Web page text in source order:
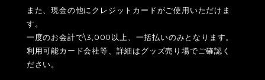
また、現金の他にクレジットカードがご使用いただけま
す。
一度のお会計で\3,000以上、一括払いのみとなります。
利用可能カード会社等、詳細はグッズ売り場でご確認く
ださい。